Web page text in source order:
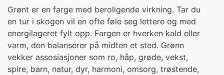
Grønt er en farge med beroligende virkning. Tar du
en tur i skogen vil en ofte føle seg lettere og med
energilageret fylt opp. Fargen er hverken kald eller
varm, den balanserer på midten et sted. Grønn
vekker assosiasjoner som ro, håp, grøde, vekst,
spire, barn, natur, dyr, harmoni, omsorg, trøstende,